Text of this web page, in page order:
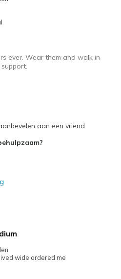
to width
ever. Wear them and walk in
true to width
size too small
Shoes
aan een vriend
wide ordered me